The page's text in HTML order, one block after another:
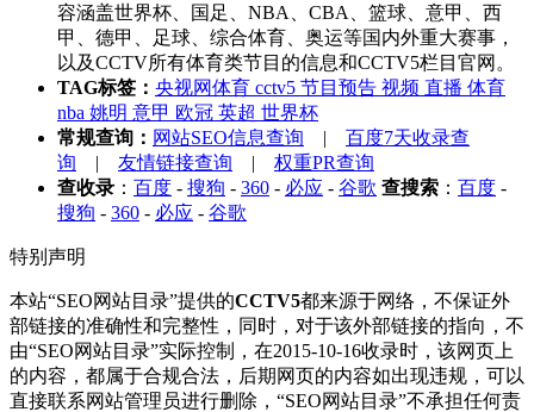
容涵盖世界杯、国足、NBA、CBA、篮球、意甲、西
甲、德甲、足球、综合体育、奥运等国内外重大赛事，
以及CCTV所有体育类节目的信息和CCTV5栏目官网。
TAG标签： 央视网体育 cctv5 节目预告 视频 直播 体育
nba 姚明 意甲 欧冠 英超 世界杯
常规查询： 网站SEO信息查询 | 百度7天收录查
询 | 友情链接查询 | 权重PR查询
查收录 ： 百度 - 搜狗 - 360 - 必应 - 谷歌 查搜索 ： 百度 -
搜狗 - 360 - 必应 - 谷歌
特别声明
本站“SEO网站目录”提供的CCTV5都来源于网络，不保证外
部链接的准确性和完整性，同时，对于该外部链接的指向，不
由“SEO网站目录”实际控制，在2015-10-16收录时，该网页上
的内容，都属于合规合法，后期网页的内容如出现违规，可以
直接联系网站管理员进行删除，“SEO网站目录”不承担任何责